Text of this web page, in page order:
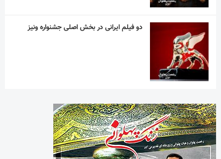
دو فیلم ایرانی در بخش اصلی جشنواره ونیز